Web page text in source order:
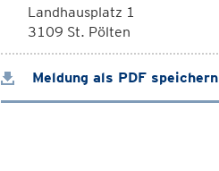
Landhausplatz 1
3109 St. Pölten
Meldung als PDF speichern